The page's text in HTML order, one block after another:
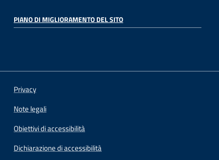
PIANO DI MIGLIORAMENTO DEL SITO
Privacy
Note legali
Obiettivi di accessibilità
Dichiarazione di accessibilità